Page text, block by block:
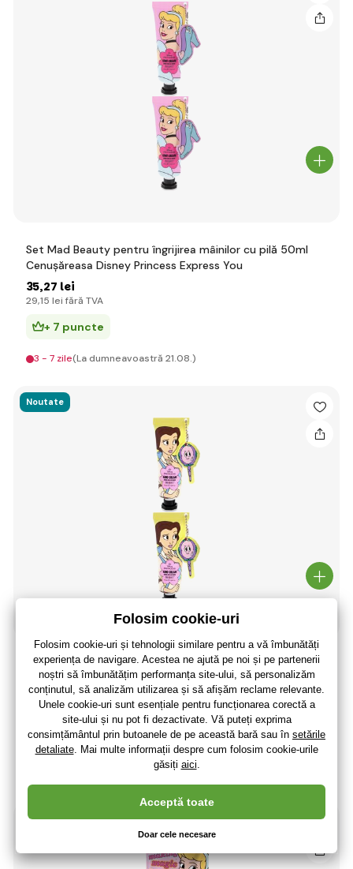
Set Mad Beauty pentru îngrijirea mâinilor cu pilă 50ml
Cenușăreasa Disney Princess Express You
35,27 lei
29,15 lei fără TVA
+ 7 puncte
3 - 7 zile(La dumneavoastră 21.08.)
Noutate
Set de îngrijire a mâinilor Mad Beauty cu pilă 50ml Bella
Disney Princess Express Yoursel
,27 lei
,15 leifără TVA
+ 7 puncte
(La dumneavoastră 21.08.)
Noutate